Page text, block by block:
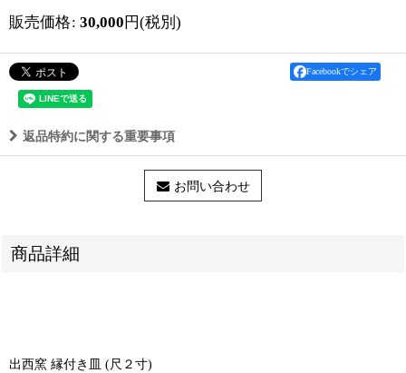
販売価格: 30,000 円(税別)
Facebookでシェア
返品特約に関する重要事項
お問い合わせ
商品詳細
出西窯 縁付き皿 (尺２寸)